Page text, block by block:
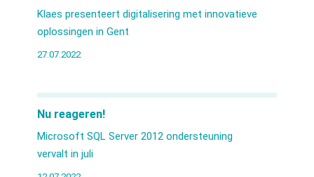
Klaes presenteert digitalisering met innovatieve
oplossingen in Gent
27.07.2022
Nu reageren!
Microsoft SQL Server 2012 ondersteuning
vervalt in juli